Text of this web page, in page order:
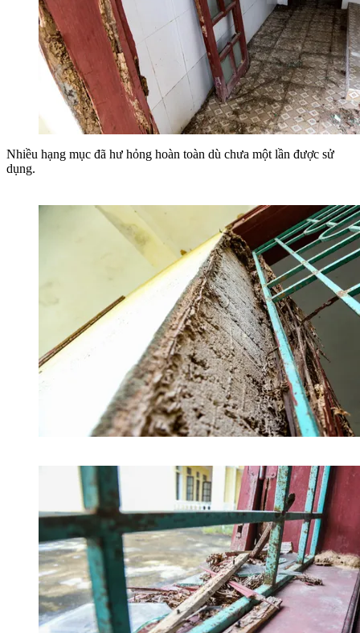
Nhiều hạng mục đã hư hỏng hoàn toàn dù chưa một lần được sử
dụng.